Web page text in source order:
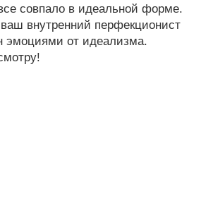
совпало в идеальной форме.
внутренний перфекционист
эмоциями от идеализма.